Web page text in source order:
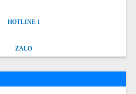
HOTLINE 1
ZALO